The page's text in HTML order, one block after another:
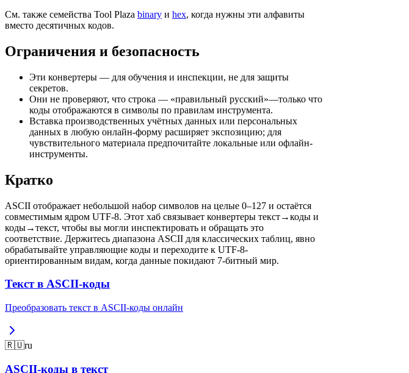
См. также семейства Tool Plaza binary и hex, когда нужны эти алфавиты
вместо десятичных кодов.
Ограничения и безопасность
Эти конвертеры — для обучения и инспекции, не для защиты
секретов.
Они не проверяют, что строка — «правильный русский»—только что
коды отображаются в символы по правилам инструмента.
Вставка производственных учётных данных или персональных
данных в любую онлайн-форму расширяет экспозицию; для
чувствительного материала предпочитайте локальные или офлайн-
инструменты.
Кратко
ASCII отображает небольшой набор символов на целые 0–127 и остаётся
совместимым ядром UTF-8. Этот хаб связывает конвертеры текст→коды и
коды→текст, чтобы вы могли инспектировать и обращать это
соответствие. Держитесь диапазона ASCII для классических таблиц, явно
обрабатывайте управляющие коды и переходите к UTF-8-
ориентированным видам, когда данные покидают 7-битный мир.
Текст в ASCII-коды
Преобразовать текст в ASCII-коды онлайн
🇷🇺ru
ASCII-коды в текст